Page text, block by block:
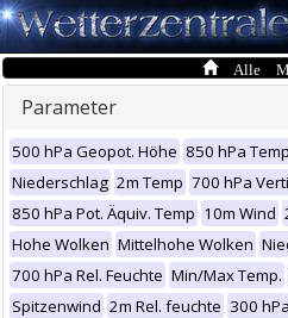
Alle
Parameter
500 hPa Geopot. Höhe 850 hPa
Niederschlag 2m Temp 700 hPa
850 hPa Pot. Äquiv. Temp 10m Wind
Hohe Wolken Mittelhohe Wolken
700 hPa Rel. Feuchte Min/Max Temp.
Spitzenwind 2m Rel. feuchte 300